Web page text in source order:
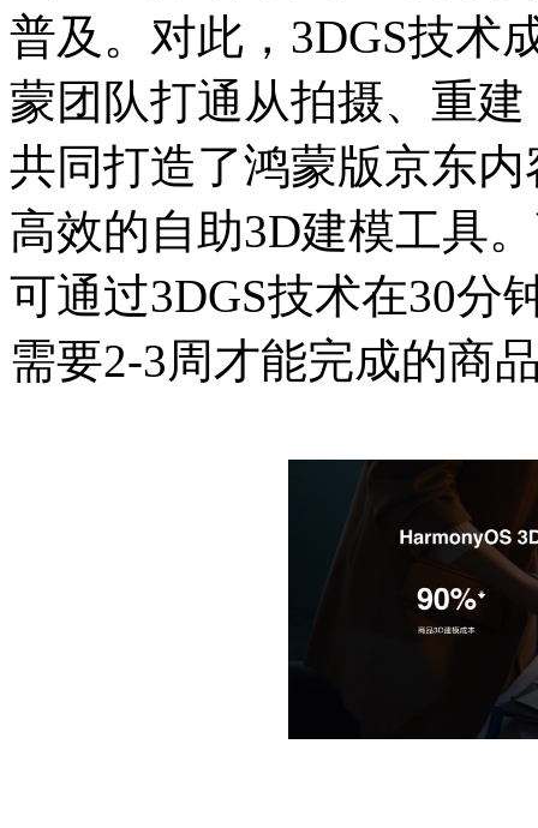
普及。对此，3DGS技术
蒙团队打通从拍摄、重
共同打造了鸿蒙版京东
高效的自助3D建模工具
可通过3DGS技术在30分
需要2-3周才能完成的商